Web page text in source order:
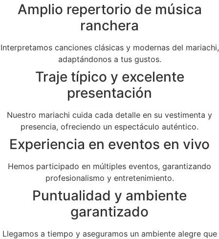
Amplio repertorio de música
ranchera
Interpretamos canciones clásicas y modernas del mariachi,
adaptándonos a tus gustos.
Traje típico y excelente
presentación
Nuestro mariachi cuida cada detalle en su vestimenta y
presencia, ofreciendo un espectáculo auténtico.
Experiencia en eventos en vivo
Hemos participado en múltiples eventos, garantizando
profesionalismo y entretenimiento.
Puntualidad y ambiente
garantizado
Llegamos a tiempo y aseguramos un ambiente alegre que